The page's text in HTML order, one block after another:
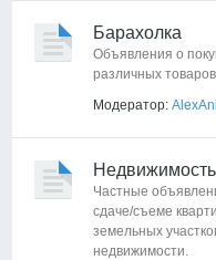
Барахолка
Объявления о
различных
Модератор:
Недвижимость
Частные
сдаче/съеме
земельных
недвижимости.